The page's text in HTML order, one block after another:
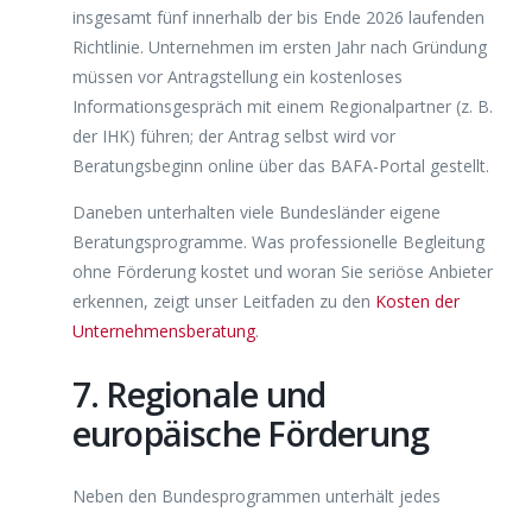
insgesamt fünf innerhalb der bis Ende 2026 laufenden
Richtlinie. Unternehmen im ersten Jahr nach Gründung
müssen vor Antragstellung ein kostenloses
Informationsgespräch mit einem Regionalpartner (z. B.
der IHK) führen; der Antrag selbst wird vor
Beratungsbeginn online über das BAFA-Portal gestellt.
Daneben unterhalten viele Bundesländer eigene
Beratungsprogramme. Was professionelle Begleitung
ohne Förderung kostet und woran Sie seriöse Anbieter
erkennen, zeigt unser Leitfaden zu den Kosten der
Unternehmensberatung.
7. Regionale und
europäische Förderung
Neben den Bundesprogrammen unterhält jedes